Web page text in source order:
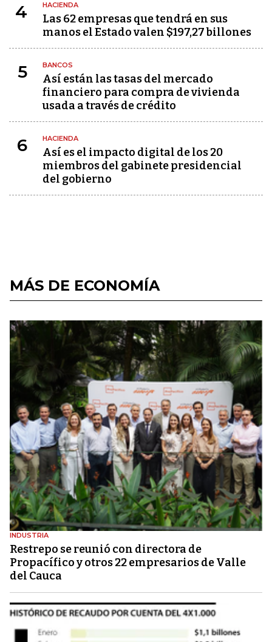
4 HACIENDA
Las 62 empresas que tendrá en sus
manos el Estado valen $197,27 billones
5 BANCOS
Así están las tasas del mercado
financiero para compra de vivienda
usada a través de crédito
6 HACIENDA
Así es el impacto digital de los 20
miembros del gabinete presidencial
del gobierno
MÁS DE ECONOMÍA
INDUSTRIA
Restrepo se reunió con directora de
Propacífico y otros 22 empresarios de Valle
del Cauca